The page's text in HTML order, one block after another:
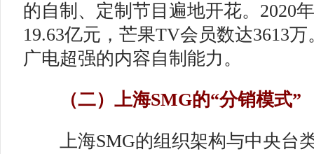
的自制、定制节目遍地开花。2020
19.63亿元，芒果TV会员数达3613
广电超强的内容自制能力。
（二）上海SMG的“分销模式”
上海SMG的组织架构与中央台